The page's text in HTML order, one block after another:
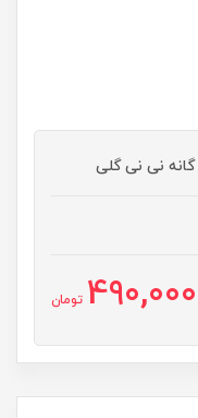
نی نی گلی
490,000 تومان